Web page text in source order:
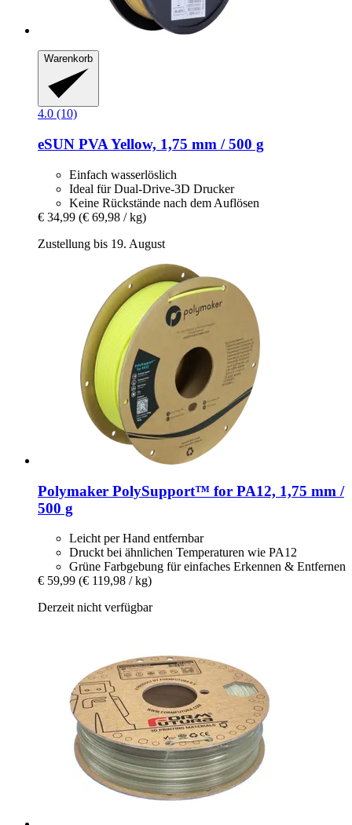
Warenkorb
4.0 (10)
eSUN PVA Yellow, 1,75 mm / 500 g
Einfach wasserlöslich
Ideal für Dual-Drive-3D Drucker
Keine Rückstände nach dem Auflösen
€ 34,99 (€ 69,98 / kg)
Zustellung bis 19. August
Polymaker PolySupport™ for PA12, 1,75 mm /
500 g
Leicht per Hand entfernbar
Druckt bei ähnlichen Temperaturen wie PA12
Grüne Farbgebung für einfaches Erkennen & Entfernen
€ 59,99 (€ 119,98 / kg)
Derzeit nicht verfügbar